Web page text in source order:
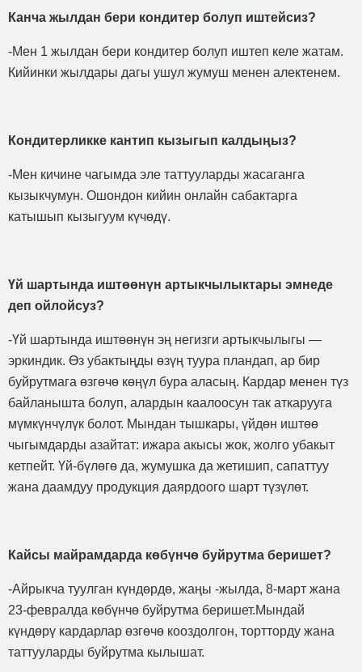
Канча жылдан бери кондитер болуп иштейсиз?
-Мен 1 жылдан бери кондитер болуп иштеп келе жатам.
Кийинки жылдары дагы ушул жумуш менен алектенем.
Кондитерликке кантип кызыгып калдыңыз?
-Мен кичине чагымда эле таттууларды жасаганга
кызыкчумун. Ошондон кийин онлайн сабактарга
катышып кызыгуум күчөдү.
Үй шартында иштөөнүн артыкчылыктары эмнеде
деп ойлойсуз?
-Үй шартында иштөөнүн эң негизги артыкчылыгы —
эркиндик. Өз убактыңды өзүң туура пландап, ар бир
буйрутмага өзгөчө көңүл бура аласың. Кардар менен түз
байланышта болуп, алардын каалоосун так аткарууга
мүмкүнчүлүк болот. Мындан тышкары, үйдөн иштөө
чыгымдарды азайтат: ижара акысы жок, жолго убакыт
кетпейт. Үй-бүлөгө да, жумушка да жетишип, сапаттуу
жана даамдуу продукция даярдоого шарт түзүлөт.
Кайсы майрамдарда көбүнчө буйрутма беришет?
-Айрыкча туулган күндөрдө, жаңы -жылда, 8-март жана
23-февралда көбүнчө буйрутма беришет.Мындай
күндөрү кардарлар өзгөчө кооздолгон, тортторду жана
таттууларды буйрутма кылышат.